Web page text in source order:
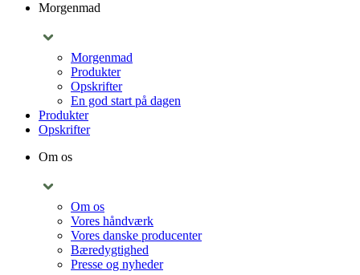
Morgenmad
Morgenmad
Produkter
Opskrifter
En god start på dagen
Produkter
Opskrifter
Om os
Om os
Vores håndværk
Vores danske producenter
Bæredygtighed
Presse og nyheder